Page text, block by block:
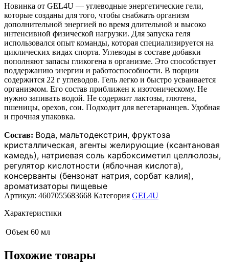
углеводный
(Апельсин)
60
мл
Новинка от GEL4U — углеводные энергетические гели,
которые созданы для того, чтобы снабжать организм
дополнительной энергией во время длительной и высоко
интенсивной физической нагрузки. Для запуска геля
использовался опыт команды, которая специализируется на
циклических видах спорта. Углеводы в составе добавки
пополняют запасы гликогена в организме. Это способствует
поддержанию энергии и работоспособности. В порции
содержится 22 г углеводов. Гель легко и быстро усваивается
организмом. Его состав приближен к изотоническому. Не
нужно запивать водой. Не содержит лактозы, глютена,
пшеницы, орехов, сои. Подходит для вегетарианцев. Удобная
и прочная упаковка.
Состав: Вода, мальтодекстрин, фруктоза
кристаллическая, агенты желирующие (ксантановая
камедь), натриевая соль карбоксиметил целлюлозы,
регулятор кислотности (яблочная кислота),
консерванты (бензонат натрия, сорбат калия),
ароматизаторы пищевые
Артикул: 4607055683668 Категория GEL4U
Характеристики
Объем 60 мл
Похожие товары